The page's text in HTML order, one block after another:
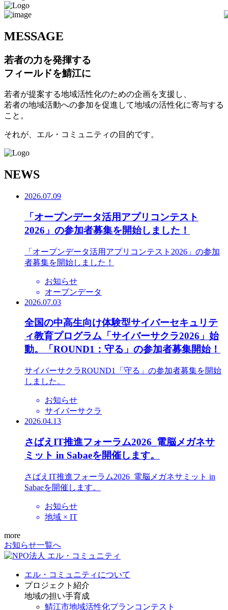
MESSAGE
若者の力を発揮する
フィールドを鯖江に
若者が提案する地域活性化のための企画を支援し、
若者の地域活動への参加を促進して地域の活性化に寄与する
こと。
それが、エル・コミュニティの目的です。
NEWS
2026.07.09
「オープンデータ活用アプリコンテスト
2026」の参加者募集を開始しました！
「オープンデータ活用アプリコンテスト2026」の参加
者募集を開始しました！
お知らせ
オープンデータ
2026.07.03
全国の中高生向け体験型サイバーセキュリテ
ィ教育プログラム「サイバーサクラ2026」始
動。「ROUND1：守る」の参加者募集開始！
サイバーサクラROUND1「守る」の参加者募集を開始
しました。
お知らせ
サイバーサクラ
2026.04.13
さばえIT推進フォーラム2026_電脳メガネサ
ミット in Sabaeを開催します。
さばえIT推進フォーラム2026_電脳メガネサミット in
Sabaeを開催します。
お知らせ
地域 × IT
more
お知らせ一覧へ
エル・コミュニティについて
プロジェクト紹介
地域の担い手育成
鯖江市地域活性化プランコンテスト